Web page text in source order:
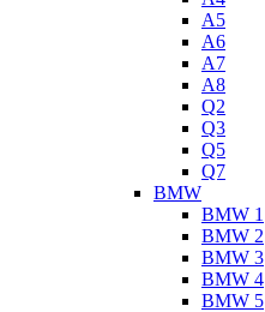
A5
A6
A7
A8
Q2
Q3
Q5
Q7
BMW
BMW 1
BMW 2
BMW 3
BMW 4
BMW 5